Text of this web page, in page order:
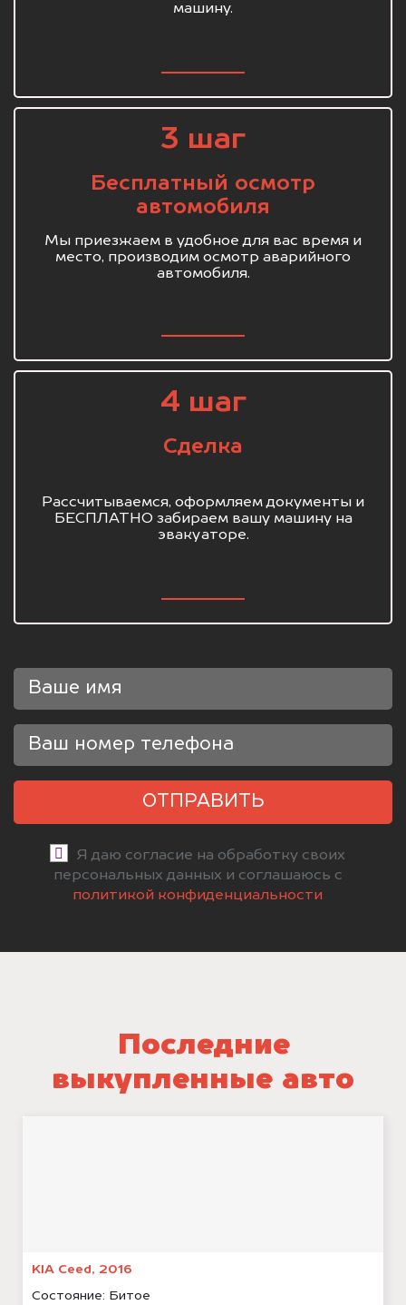
машину.
3 шаг
Бесплатный осмотр
автомобиля
Мы приезжаем в удобное для вас время и
место, производим осмотр аварийного
автомобиля.
4 шаг
Сделка
Рассчитываемся, оформляем документы и
БЕСПЛАТНО забираем вашу машину на
эвакуаторе.
ОТПРАВИТЬ
Я даю согласие на обработку своих
персональных данных и соглашаюсь с
политикой конфиденциальности
Последние
выкупленные авто
KIA Ceed, 2016
Состояние: Битое